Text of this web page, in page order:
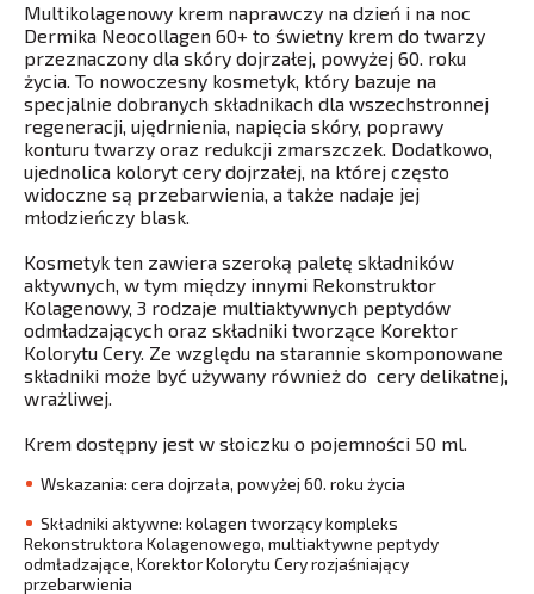
Multikolagenowy krem naprawczy na dzień i na noc
Dermika Neocollagen 60+ to świetny krem do twarzy
przeznaczony dla skóry dojrzałej, powyżej 60. roku
życia. To nowoczesny kosmetyk, który bazuje na
specjalnie dobranych składnikach dla wszechstronnej
regeneracji, ujędrnienia, napięcia skóry, poprawy
konturu twarzy oraz redukcji zmarszczek. Dodatkowo,
ujednolica koloryt cery dojrzałej, na której często
widoczne są przebarwienia, a także nadaje jej
młodzieńczy blask.
Kosmetyk ten zawiera szeroką paletę składników
aktywnych, w tym między innymi Rekonstruktor
Kolagenowy, 3 rodzaje multiaktywnych peptydów
odmładzających oraz składniki tworzące Korektor
Kolorytu Cery. Ze względu na starannie skomponowane
składniki może być używany również do cery delikatnej,
wrażliwej.
Krem dostępny jest w słoiczku o pojemności 50 ml.
Wskazania: cera dojrzała, powyżej 60. roku życia
Składniki aktywne: kolagen tworzący kompleks
Rekonstruktora Kolagenowego, multiaktywne peptydy
odmładzające, Korektor Kolorytu Cery rozjaśniający
przebarwienia